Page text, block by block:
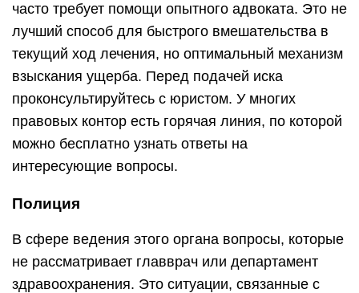
часто требует помощи опытного адвоката. Это не
лучший способ для быстрого вмешательства в
текущий ход лечения, но оптимальный механизм
взыскания ущерба. Перед подачей иска
проконсультируйтесь с юристом. У многих
правовых контор есть горячая линия, по которой
можно бесплатно узнать ответы на
интересующие вопросы.
Полиция
В сфере ведения этого органа вопросы, которые
не рассматривает главврач или департамент
здравоохранения. Это ситуации, связанные с